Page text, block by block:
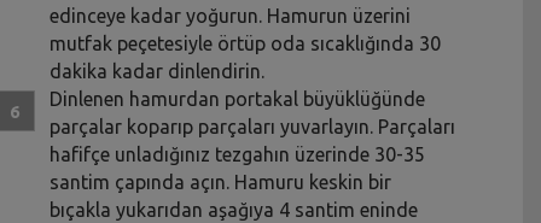
edinceye kadar yoğurun. Hamurun üzerini
mutfak peçetesiyle örtüp oda sıcaklığında 30
dakika kadar dinlendirin.
Dinlenen hamurdan portakal büyüklüğünde
parçalar koparıp parçaları yuvarlayın. Parçaları
hafifçe unladığınız tezgahın üzerinde 30-35
santim çapında açın. Hamuru keskin bir
bıçakla yukarıdan aşağıya 4 santim eninde